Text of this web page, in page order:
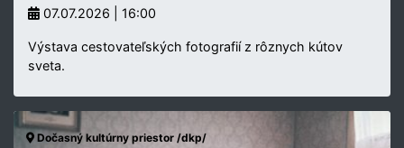
07.07.2026 | 16:00
Výstava cestovateľských fotografií z rôznych kútov
sveta.
Dočasný kultúrny priestor /dkp/